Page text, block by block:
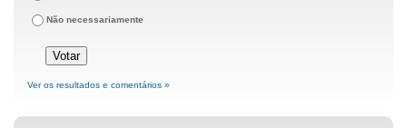
Não necessariamente
Ver os resultados e comentários »